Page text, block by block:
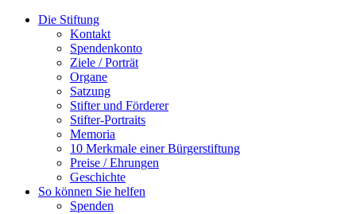
Die Stiftung
Kontakt
Spendenkonto
Ziele / Porträt
Organe
Satzung
Stifter und Förderer
Stifter-Portraits
Memoria
10 Merkmale einer Bürgerstiftung
Preise / Ehrungen
Geschichte
So können Sie helfen
Spenden